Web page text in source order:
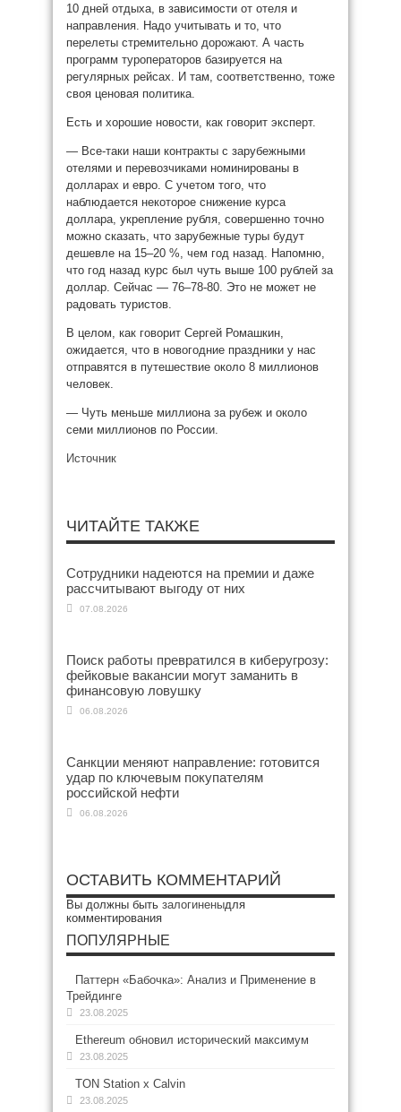
10 дней отдыха, в зависимости от отеля и
направления. Надо учитывать и то, что
перелеты стремительно дорожают. А часть
программ туроператоров базируется на
регулярных рейсах. И там, соответственно, тоже
своя ценовая политика.
Есть и хорошие новости, как говорит эксперт.
— Все-таки наши контракты с зарубежными
отелями и перевозчиками номинированы в
долларах и евро. С учетом того, что
наблюдается некоторое снижение курса
доллара, укрепление рубля, совершенно точно
можно сказать, что зарубежные туры будут
дешевле на 15–20 %, чем год назад. Напомню,
что год назад курс был чуть выше 100 рублей за
доллар. Сейчас — 76–78-80. Это не может не
радовать туристов.
В целом, как говорит Сергей Ромашкин,
ожидается, что в новогодние праздники у нас
отправятся в путешествие около 8 миллионов
человек.
— Чуть меньше миллиона за рубеж и около
семи миллионов по России.
Источник
ЧИТАЙТЕ ТАКЖЕ
Сотрудники надеются на премии и даже
рассчитывают выгоду от них
07.08.2026
Поиск работы превратился в киберугрозу:
фейковые вакансии могут заманить в
финансовую ловушку
06.08.2026
Санкции меняют направление: готовится
удар по ключевым покупателям
российской нефти
06.08.2026
ОСТАВИТЬ КОММЕНТАРИЙ
Вы должны быть залогиненыдля
комментирования
ПОПУЛЯРНЫЕ
Паттерн «Бабочка»: Анализ и Применение в
Трейдинге
23.08.2025
Ethereum обновил исторический максимум
23.08.2025
TON Station x Calvin
23.08.2025